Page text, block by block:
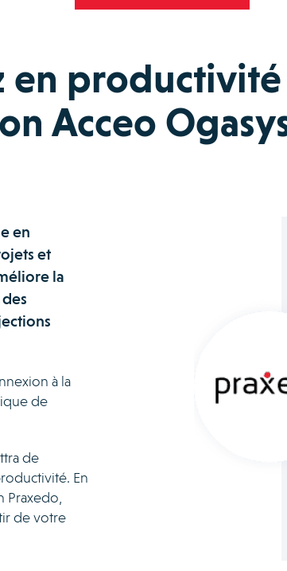
en productivité
Acceo
en
et
la
à la
de
de
En
Praxedo,
de votre